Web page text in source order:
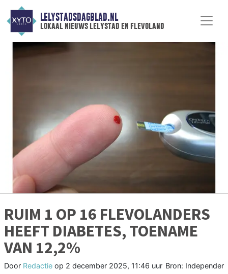
LELYSTADSDAGBLAD.NL
lokaal nieuws lelystad en flevoland
RUIM 1 OP 16 FLEVOLANDERS
HEEFT DIABETES, TOENAME
VAN 12,2%
Door Redactie op 2 december 2025, 11:46 uur Bron: Independer